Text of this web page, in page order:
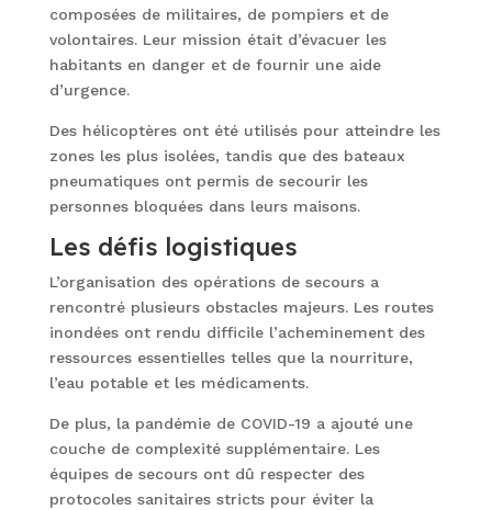
composées de militaires, de pompiers et de
volontaires. Leur mission était d’évacuer les
habitants en danger et de fournir une aide
d’urgence.
Des hélicoptères ont été utilisés pour atteindre les
zones les plus isolées, tandis que des bateaux
pneumatiques ont permis de secourir les
personnes bloquées dans leurs maisons.
Les défis logistiques
L’organisation des opérations de secours a
rencontré plusieurs obstacles majeurs. Les routes
inondées ont rendu difficile l’acheminement des
ressources essentielles telles que la nourriture,
l’eau potable et les médicaments.
De plus, la pandémie de COVID-19 a ajouté une
couche de complexité supplémentaire. Les
équipes de secours ont dû respecter des
protocoles sanitaires stricts pour éviter la